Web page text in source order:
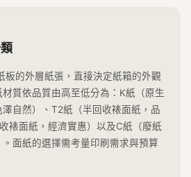
板的外層紙張，直接決定紙箱的外觀
質依品質由高至低分為：K紙（原生
自然）、T2紙（半回收裱面紙，品
裱面紙，經濟實惠）以及C紙（廢紙
面紙的選擇需考量印刷需求與預算